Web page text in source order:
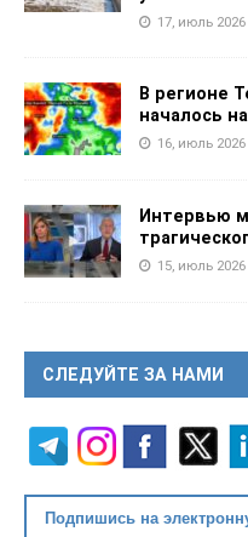
17, июль 2026
В регионе
началось
16, июль 2026
Интервью
15, июль 2026
СЛЕДУЙТЕ ЗА НАМИ
Подпишись на